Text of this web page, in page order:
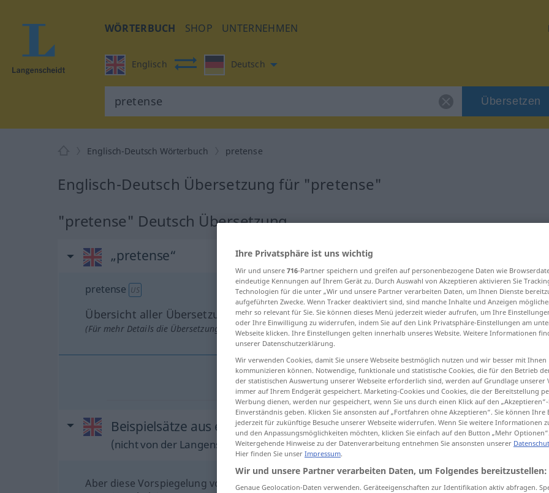
WÖRTERBUCH SHOP UNTERNEHMEN
Englisch Deutsch
Übersetzen
Englisch-Deutsch Wörterbuch pretense
Englisch-Deutsch Übersetzung für "pretense"
"pretense" Deutsch Übersetzung
„pretense“
pretense US
Übersicht aller Übersetzungen
(Für mehr Details die Übersetzung anklicken/antippen)
pretensefür US → siehe „pretence“
Beispielsätze aus externen Quellen für "pretense"
(nicht von der Langenscheidt Redaktion geprüft)
Aber diese Vorspiegelung von Kontinuität war
But this pretense of continuity was just
Ihre Privatsphäre ist uns wichtig
Wir und unsere 716-Partner speichern und greifen auf personenbezogene Daten wie
eindeutige Kennungen auf Ihrem Gerät zu. Durch Auswahl von Akzeptieren aktivieren Sie
Technologien für die unter „Wir und unsere Partner verarbeiten Daten, um Ihnen Dienste
aufgeführten Zwecke. Wenn Tracker deaktiviert sind, sind manche Inhalte und Anzeigen
mehr so relevant für Sie. Sie können dieses Menü jederzeit wieder aufrufen, um Ihre
oder Ihre Einwilligung zu widerrufen, indem Sie auf den Link Privatsphäre-Einstellungen am
Webseite klicken. Ihre Einstellungen gelten innerhalb unseres Website. Weitere Informationen
unserer Datenschutzerklärung.
Wir verwenden Cookies, damit Sie unsere Webseite bestmöglich nutzen und wir besser mit Ihnen
kommunizieren können. Notwendige, funktionale und statistische Cookies, die für den Betrieb
der statistischen Auswertung unserer Webseite erforderlich sind, werden auf Grundlage unserer
immer auf Ihrem Endgerät gespeichert. Marketing-Cookies und Cookies, die der Bereitstellung
Werbung dienen, werden nur gespeichert, wenn Sie uns durch einen Klick auf den
Einverständnis geben. Klicken Sie ansonsten auf „Fortfahren ohne Akzeptieren“. Sie können Ihre
jederzeit für zukünftige Besuche unserer Webseite widerrufen. Wenn Sie weitere Informationen
und den Anpassungsmöglichkeiten möchten, klicken Sie einfach auf den Button „Mehr Optionen“.
Weitergehende Hinweise zu der Datenverarbeitung entnehmen Sie ansonsten unserer
Hier finden Sie unser Impressum.
Wir und unsere Partner verarbeiten Daten, um Folgendes bereitzustellen:
Genaue Geolocation-Daten verwenden. Geräteeigenschaften zur Identifikation aktiv abfragen.